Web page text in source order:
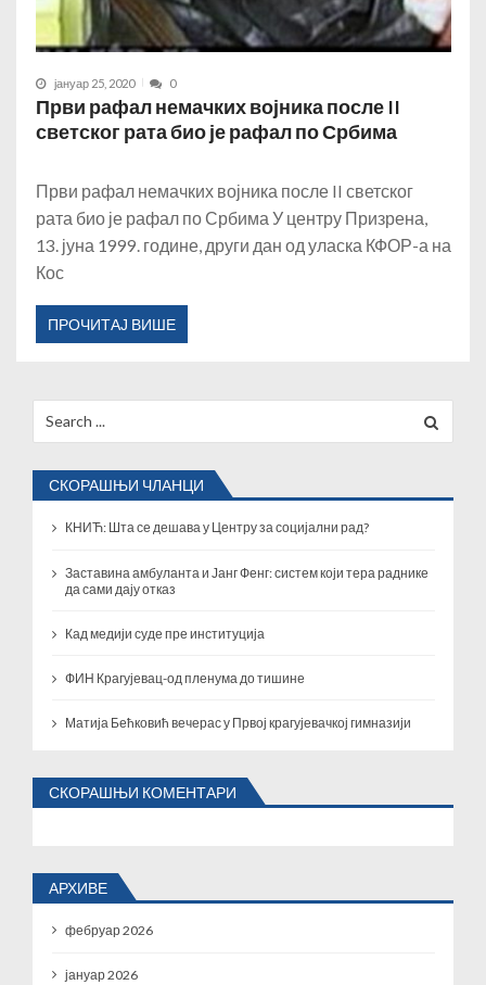
јануар 25, 2020 0
Први рафал немачких војника после II
светског рата био је рафал по Србима
Први рафал немачких војника после II светског
рата био је рафал по Србима У центру Призрена,
13. јуна 1999. године, други дан од уласка КФОР-а на
Кос
ПРОЧИТАЈ ВИШЕ
for:
СКОРАШЊИ ЧЛАНЦИ
КНИЋ: Шта се дешава у Центру за социјални рад?
Заставина амбуланта и Јанг Фенг: систем који тера раднике
да сами дају отказ
Кад медији суде пре институција
ФИН Крагујевац-од пленума до тишине
Матија Бећковић вечерас у Првој крагујевачкој гимназији
СКОРАШЊИ КОМЕНТАРИ
АРХИВЕ
фебруар 2026
јануар 2026